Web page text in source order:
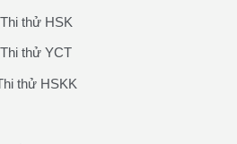
Thi thử HSK
Thi thử YCT
thử HSKK